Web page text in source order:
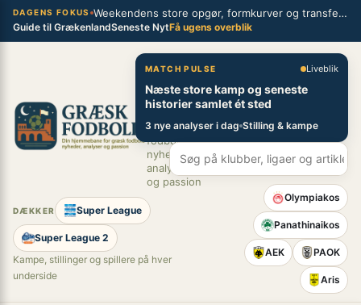
Spring
DAGENS FOKUS Weekendens store opgør, formkurver og transferblik fra græsk fodbold
Guide til GrækenlandSeneste NytFå ugens overblik
Græsk Fodbold
Din
hjemmebane
for græsk
fodbold –
nyheder,
analyser
og passion
DÆKKER Super League
Super League 2
Kampe, stillinger og spillere på hver
underside
MATCH PULSE Liveblik
Næste store kamp og seneste
historier samlet ét sted
3 nye analyser i dag Stilling & kampe
Olympiakos
Panathinaikos
AEK PAOK
Aris